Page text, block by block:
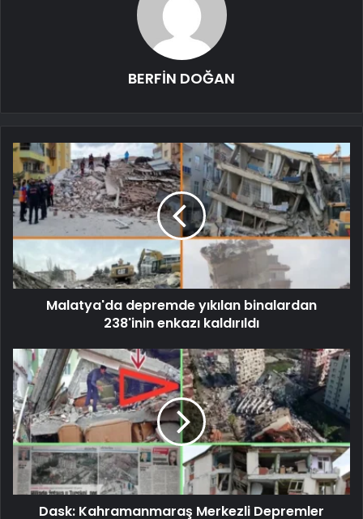
BERFİN DOĞAN
Malatya'da depremde yıkılan binalardan
238'inin enkazı kaldırıldı
Dask: Kahramanmaraş Merkezli Depremler